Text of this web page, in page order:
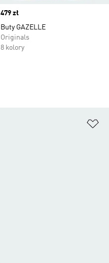
Price
479 zł
Buty GAZELLE
Originals
8 kolory